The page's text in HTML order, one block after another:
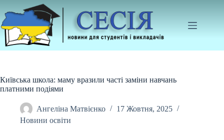
до
вмісту
Київська школа: маму вразили часті заміни навчань
платними подіями
Ангеліна Матвієнко
17 Жовтня, 2025
Новини освіти